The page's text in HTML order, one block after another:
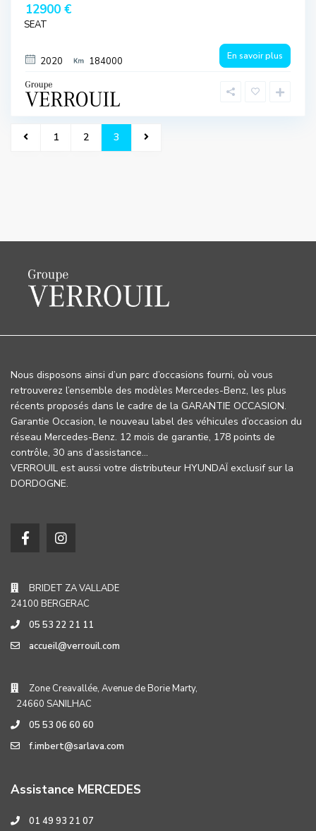
12900 €
SEAT
2020 184000 En savoir plus
1 2 3
Nous disposons ainsi d’un parc d’occasions fourni, où vous
retrouverez l’ensemble des modèles Mercedes-Benz, les plus
récents proposés dans le cadre de la GARANTIE OCCASION.
Garantie Occasion, le nouveau label des véhicules d’occasion du
réseau Mercedes-Benz. 12 mois de garantie, 178 points de
contrôle, 30 ans d’assistance…
VERROUIL est aussi votre distributeur HYUNDAÏ exclusif sur la
DORDOGNE.
BRIDET ZA VALLADE
24100 BERGERAC
05 53 22 21 11
accueil@verrouil.com
Zone Creavallée, Avenue de Borie Marty,
24660 SANILHAC
05 53 06 60 60
f.imbert@sarlava.com
Assistance MERCEDES
01 49 93 21 07